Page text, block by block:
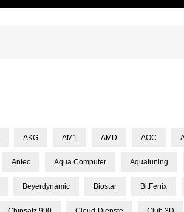
AKG AM1 AMD AOC
Antec Aqua Computer Aquatuning
Beyerdynamic Biostar BitFenix